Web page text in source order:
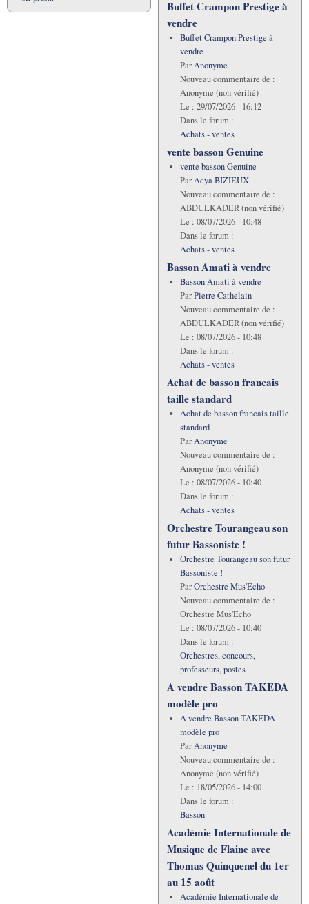
Buffet Crampon Prestige à
vendre
Buffet Crampon Prestige à
vendre
ParAnonyme
Nouveau commentaire de :
Anonyme (non vérifié)
Le : 29/07/2026 - 16:12
Dans le forum :
Achats - ventes
vente basson Genuine
vente basson Genuine
ParAcya BIZIEUX
Nouveau commentaire de :
ABDULKADER (non vérifié)
Le : 08/07/2026 - 10:48
Dans le forum :
Achats - ventes
Basson Amati à vendre
Basson Amati à vendre
ParPierre Cathelain
Nouveau commentaire de :
ABDULKADER (non vérifié)
Le : 08/07/2026 - 10:48
Dans le forum :
Achats - ventes
Achat de basson francais
taille standard
Achat de basson francais taille
standard
ParAnonyme
Nouveau commentaire de :
Anonyme (non vérifié)
Le : 08/07/2026 - 10:40
Dans le forum :
Achats - ventes
Orchestre Tourangeau son
futur Bassoniste !
Orchestre Tourangeau son futur
Bassoniste !
ParOrchestre Mus'Echo
Nouveau commentaire de :
Orchestre Mus'Echo
Le : 08/07/2026 - 10:40
Dans le forum :
Orchestres, concours,
professeurs, postes
A vendre Basson TAKEDA
modèle pro
A vendre Basson TAKEDA
modèle pro
ParAnonyme
Nouveau commentaire de :
Anonyme (non vérifié)
Le : 18/05/2026 - 14:00
Dans le forum :
Basson
Académie Internationale de
Musique de Flaine avec
Thomas Quinquenel du 1er
au 15 août
Académie Internationale de